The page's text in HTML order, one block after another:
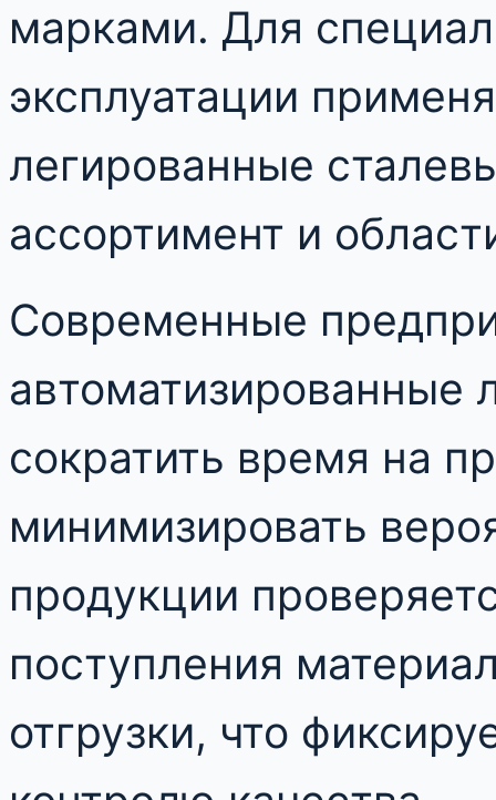
марками. Для
эксплуатации
легированные
ассортимент и
Современные
автоматизированные
сократить время на
минимизировать
продукции
поступления
отгрузки, что